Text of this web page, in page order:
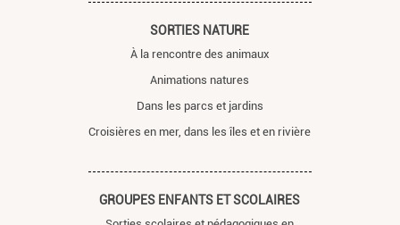
SORTIES NATURE
À la rencontre des animaux
Animations natures
Dans les parcs et jardins
Croisières en mer, dans les îles et en rivière
GROUPES ENFANTS ET SCOLAIRES